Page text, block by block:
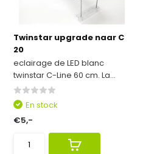
Twinstar upgrade naar C
20
eclairage de LED blanc
twinstar C-Line 60 cm. La...
En stock
€5,-